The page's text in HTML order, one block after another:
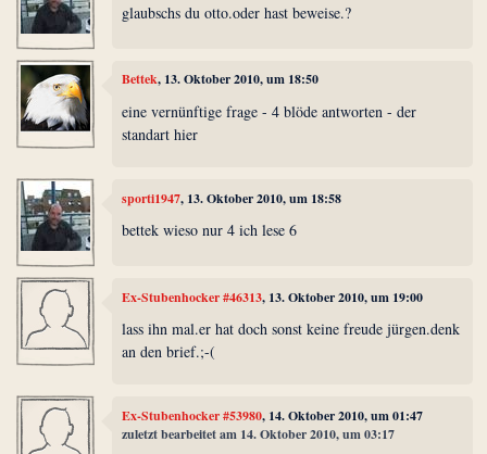
glaubschs du otto.oder hast beweise.?
Bettek, 13. Oktober 2010, um 18:50
eine vernünftige frage - 4 blöde antworten - der
standart hier
sporti1947, 13. Oktober 2010, um 18:58
bettek wieso nur 4 ich lese 6
Ex-Stubenhocker #46313, 13. Oktober 2010, um 19:00
lass ihn mal.er hat doch sonst keine freude jürgen.denk
an den brief.;-(
Ex-Stubenhocker #53980, 14. Oktober 2010, um 01:47
zuletzt bearbeitet am 14. Oktober 2010, um 03:17